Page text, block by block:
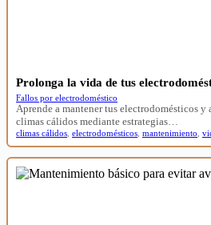
Prolonga la vida de tus
Fallos por electrodoméstico
Aprende a mantener tus electrodomésticos
climas cálidos mediante estrategias…
climas cálidos electrodomésticos mantenimiento